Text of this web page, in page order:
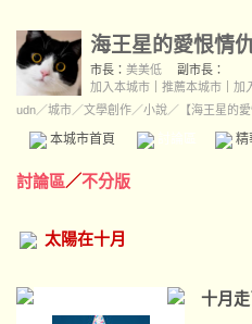
海王星的愛恨情
市長： 美美低
副市長：
加入本城市
推薦本城市 加
udn／城市／文學創作／小說／ 【海王星的
本城市首頁 精
討論區／不分版
太陽在十月
十月